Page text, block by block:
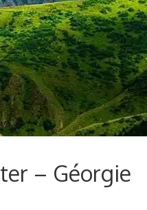
– Géorgie